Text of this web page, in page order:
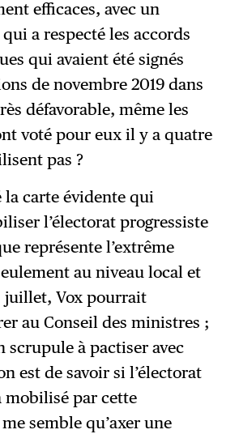
efficaces, avec un
a respecté les accords
qui avaient été signés
de novembre 2019 dans
défavorable, même les
voté pour eux il y a quatre
pas ?
la carte évidente qui
l’électorat progressiste
représente l’extrême
au niveau local et
juillet, Vox pourrait
au Conseil des ministres ;
scrupule à pactiser avec
est de savoir si l’électorat
mobilisé par cette
semble qu’axer une